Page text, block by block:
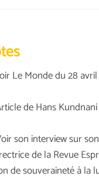
Le Monde du 28
de Hans
son interview sur
de la Revue
de souveraineté à la